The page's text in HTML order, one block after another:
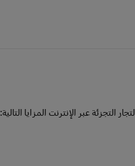
التجزئة عبر الإنترنت المزايا التالية: